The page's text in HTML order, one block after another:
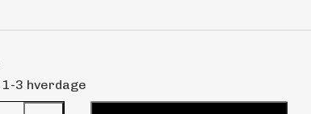
1-3 hverdage